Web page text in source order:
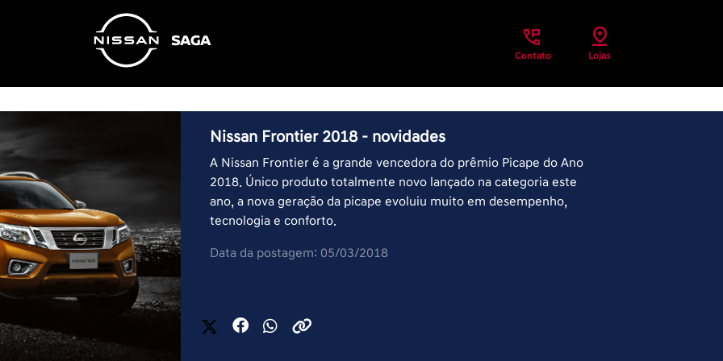
Contato Lojas
Nissan Frontier 2018 - novidades
A Nissan Frontier é a grande vencedora do prêmio Picape do Ano
2018. Único produto totalmente novo lançado na categoria este
ano, a nova geração da picape evoluiu muito em desempenho,
tecnologia e conforto.
Data da postagem: 05/03/2018